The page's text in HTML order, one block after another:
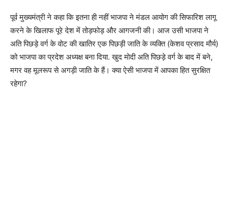
पूर्व मुख्यमंत्री ने कहा कि इतना ही नहीं भाजपा ने मंडल आयोग की सिफारिश लागू
करने के खिलाफ पूरे देश में तोड़फोड़ और आगजनी की। आज उसी भाजपा ने
अति पिछड़े वर्ग के वोट की खातिर एक पिछड़ी जाति के व्यक्ति (केशव प्रसाद मौर्य)
को भाजपा का प्रदेश अध्यक्ष बना दिया. खुद मोदी अति पिछड़े वर्ग के बाद में बने,
मगर वह मूलरूप से अगड़ी जाति के हैं। क्या ऐसी भाजपा में आपका हित सुरक्षित
रहेगा?